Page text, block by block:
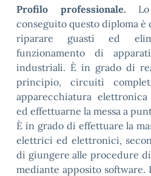
Profilo professionale. Lo
conseguito questo diploma
riparare guasti ed
funzionamento di
industriali. È in grado di
principio, circuiti
apparecchiatura
ed effettuarne la messa a
È in grado di effettuare la
elettrici ed elettronici,
di giungere alle procedure
mediante apposito software.